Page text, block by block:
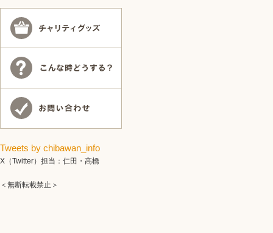
Tweets by chibawan_info
X（Twitter）担当：仁田・高橋
＜無断転載禁止＞